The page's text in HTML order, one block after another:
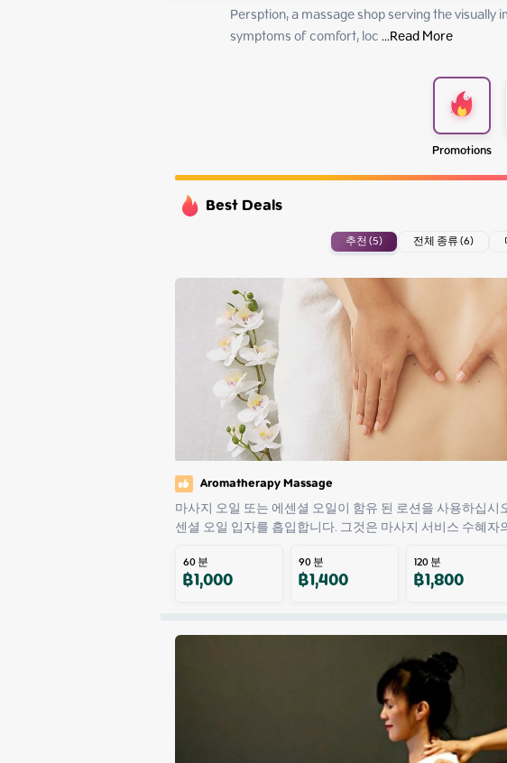
Monday
Tuesday
Wednesday
Persption, a massage shop serving the
symptoms of comfort, loc ...Read More
Promotions
Best Deals
추천 (5) 전체 종류 (6)
Aromatherapy Massage
마사지 오일 또는 에센셜 오일이 함유 된 로션을 사용하십
센셜 오일 입자를 흡입합니다. 그것은 마사지 서비스 수혜
60분
฿1,000 90분
฿1,400 120분
฿1,800